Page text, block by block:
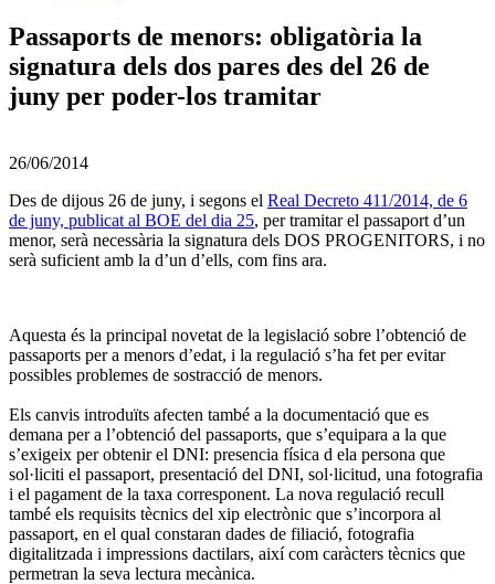
Passaports de menors: obligatòria la
signatura dels dos pares des del 26 de
juny per poder-los tramitar
26/06/2014
Des de dijous 26 de juny, i segons el Real Decreto 411/2014, de 6
de juny, publicat al BOE del dia 25, per tramitar el passaport d’un
menor, serà necessària la signatura dels DOS PROGENITORS, i no
serà suficient amb la d’un d’ells, com fins ara.
Aquesta és la principal novetat de la legislació sobre l’obtenció de
passaports per a menors d’edat, i la regulació s’ha fet per evitar
possibles problemes de sostracció de menors.
Els canvis introduïts afecten també a la documentació que es
demana per a l’obtenció del passaports, que s’equipara a la que
s’exigeix per obtenir el DNI: presencia física d ela persona que
sol·liciti el passaport, presentació del DNI, sol·licitud, una fotografia
i el pagament de la taxa corresponent. La nova regulació recull
també els requisits tècnics del xip electrònic que s’incorpora al
passaport, en el qual constaran dades de filiació, fotografia
digitalitzada i impressions dactilars, així com caràcters tècnics que
permetran la seva lectura mecànica.